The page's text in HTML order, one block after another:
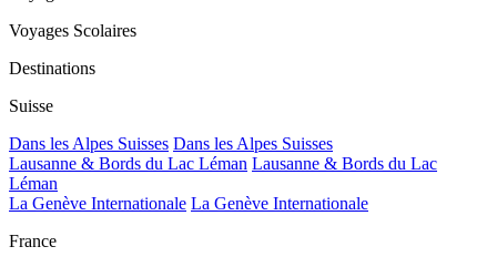
Voyages Scolaires
Destinations
Suisse
Dans les Alpes Suisses Dans les Alpes Suisses
Lausanne & Bords du Lac Léman Lausanne & Bords du Lac
Léman
La Genève Internationale La Genève Internationale
France